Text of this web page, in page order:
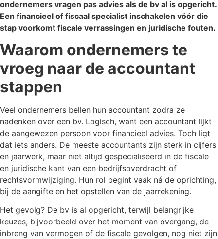
ondernemers vragen pas advies als de bv al is opgericht.
Een financieel of fiscaal specialist inschakelen vóór die
stap voorkomt fiscale verrassingen en juridische fouten.
Waarom ondernemers te
vroeg naar de accountant
stappen
Veel ondernemers bellen hun accountant zodra ze
nadenken over een bv. Logisch, want een accountant lijkt
de aangewezen persoon voor financieel advies. Toch ligt
dat iets anders. De meeste accountants zijn sterk in cijfers
en jaarwerk, maar niet altijd gespecialiseerd in de fiscale
en juridische kant van een bedrijfsoverdracht of
rechtsvormwijziging. Hun rol begint vaak ná de oprichting,
bij de aangifte en het opstellen van de jaarrekening.
Het gevolg? De bv is al opgericht, terwijl belangrijke
keuzes, bijvoorbeeld over het moment van overgang, de
inbreng van vermogen of de fiscale gevolgen, nog niet zijn